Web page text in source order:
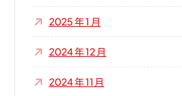
2025 年 1 月
2024 年 12 月
2024 年 11 月